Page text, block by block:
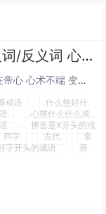
心慈好善解释意思 心慈好善近义词/反义词 心慈好善的出处解释
成语名称：心慈好善：甘心为伍 蛇蝎为心 简在帝心 心术不端 变心易虑 穷心剧力 怵目惊心 枉费心机 白费心机 师心自用 心如刀锉 胆壮心雄 齐心协力 研桑心计 心比天高 天理良心 令人寒心 眼约心期 身在林泉，心怀魏阙 慈眉善眼 爱老慈幼...
成语
什么慈好什
心慈什么什么成
拼音是X开头的成
四字 古代
常
字开头的成语
善